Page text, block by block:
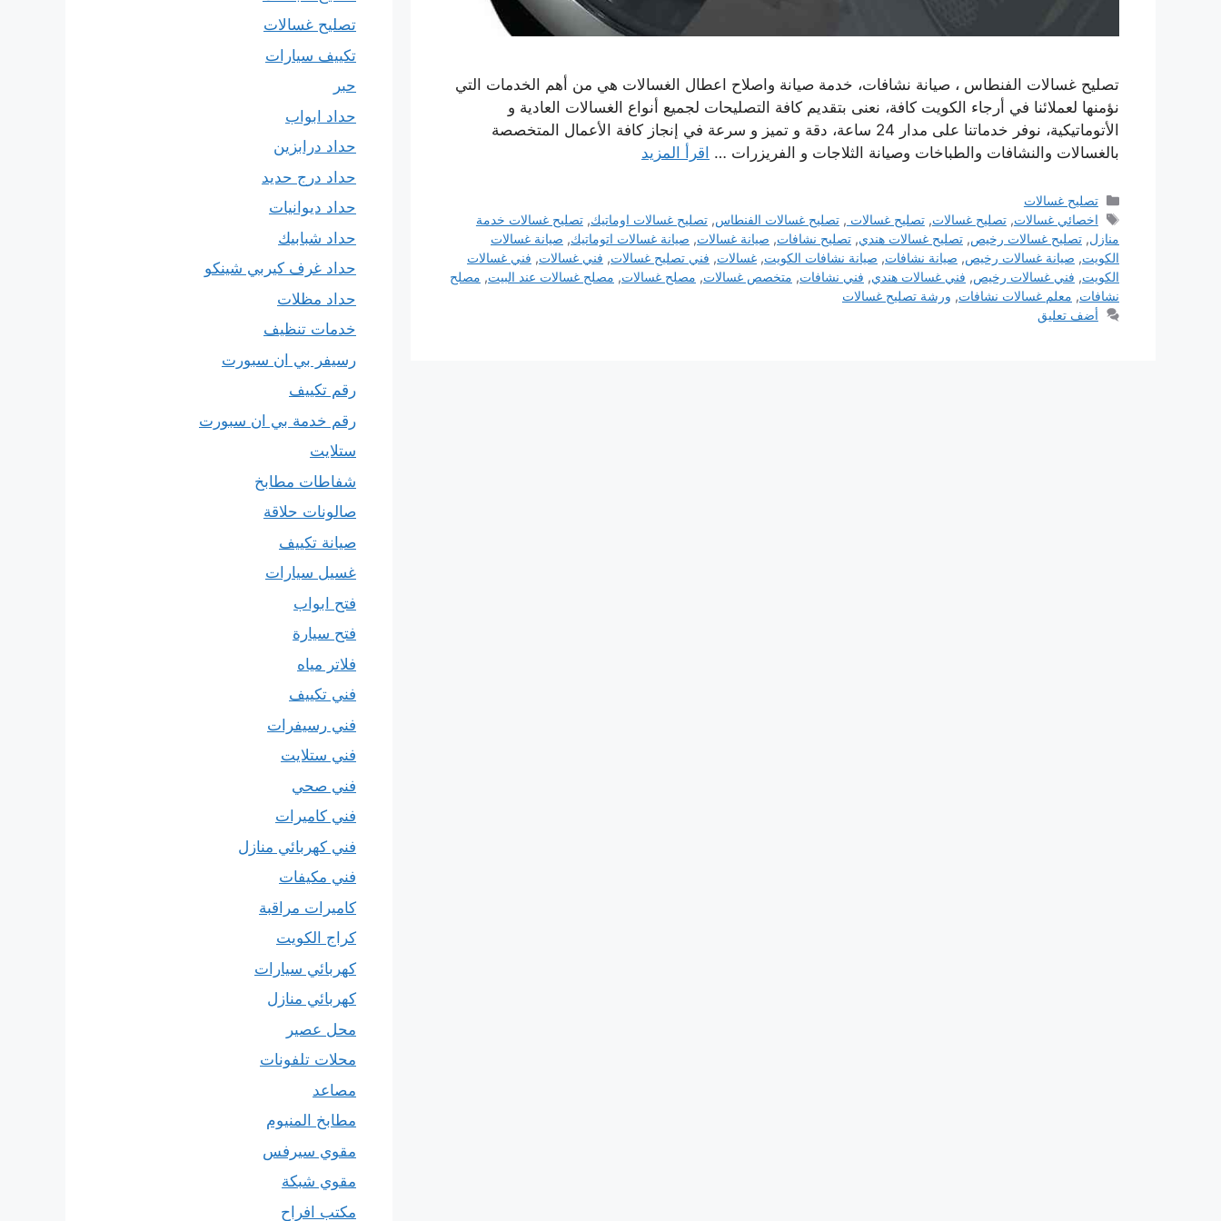
تصليح غسالات الفنطاس ، صيانة نشافات، خدمة صيانة واصلاح اعطال الغسالات هي من أهم الخدمات التي
نؤمنها لعملائنا في أرجاء الكويت كافة، نعنى بتقديم كافة التصليحات لجميع أنواع الغسالات العادية و
الأتوماتيكية، نوفر خدماتنا على مدار 24 ساعة، دقة و تميز و سرعة في إنجاز كافة الأعمال المتخصصة
بالغسالات والنشافات والطباخات وصيانة الثلاجات و الفريزرات … اقرأ المزيد
التصنيفات
تصليح غسالات
الوسوم
اخصائي غسالات,تصليح غسالات,تصليح غسالات ,تصليح غسالات الفنطاس,تصليح غسالات اوماتيك,تصليح غسالات خدمة
منازل, تصليح غسالات رخيص, تصليح غسالات هندي, تصليح نشافات, صيانة غسالات, صيانة غسالات اتوماتيك, صيانة غسالات
الكويت, صيانة غسالات رخيص, صيانة نشافات, صيانة نشافات الكويت, غسالات, فني تصليح غسالات, فني غسالات, فني غسالات
الكويت, فني غسالات رخيص, فني غسالات هندي, فني نشافات, متخصص غسالات, مصلح غسالات, مصلح غسالات عند البيت, مصلح
نشافات, معلم غسالات نشافات, ورشة تصليح غسالات
أضف تعليق
تصليح غسالات
تكييف سيارات
حبر
حداد ابواب
حداد درابزين
حداد درج حديد
حداد ديوانيات
حداد شبابيك
حداد غرف كيربي شينكو
حداد مظلات
خدمات تنظيف
رسيفر بي ان سبورت
رقم تكييف
رقم خدمة بي ان سبورت
ستلايت
شفاطات مطابخ
صالونات حلاقة
صيانة تكييف
غسيل سيارات
فتح ابواب
فتح سيارة
فلاتر مياه
فني تكييف
فني رسيفرات
فني ستلايت
فني صحي
فني كاميرات
فني كهربائي منازل
فني مكيفات
كاميرات مراقبة
كراج الكويت
كهربائي سيارات
كهربائي منازل
محل عصير
محلات تلفونات
مصاعد
مطابخ المنيوم
مقوي سيرفس
مقوي شبكة
مكتب افراح